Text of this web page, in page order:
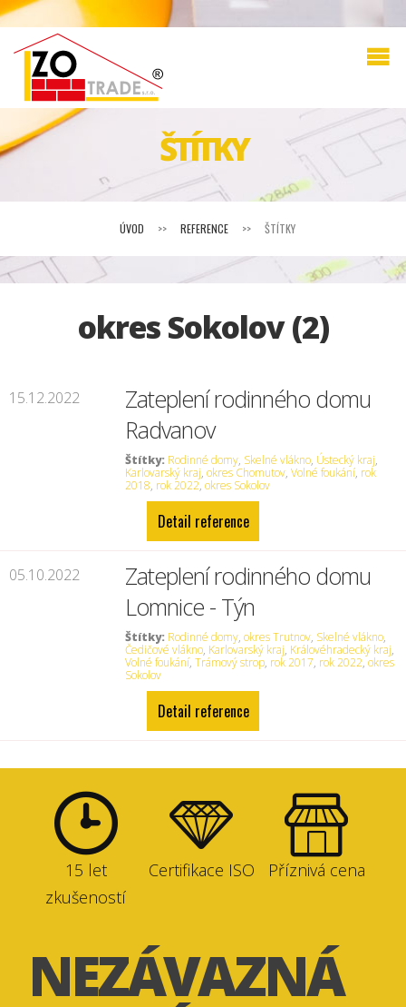
ŠTÍTKY
ÚVOD >> REFERENCE >> ŠTÍTKY
okres Sokolov (2)
15.12.2022
Zateplení rodinného domu
Radvanov
Štítky: Rodinné domy, Skelné vlákno, Ústecký kraj,
Karlovarský kraj,okres Chomutov,Volné foukání, rok
2018, rok 2022,okres Sokolov
Detail reference
05.10.2022
Zateplení rodinného domu
Lomnice - Týn
Štítky: Rodinné domy,okres Trutnov, Skelné vlákno,
Čedičové vlákno, Karlovarský kraj, Královéhradecký kraj,
Volné foukání,Trámový strop, rok 2017, rok 2022,okres
Sokolov
Detail reference
15 let
zkušeností
Certifikace ISO Příznivá cena
NEZÁVAZNÁ